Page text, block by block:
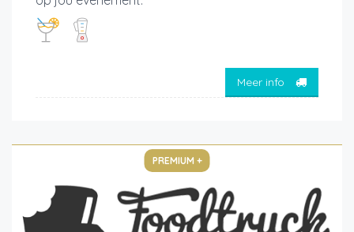
Meer info
PREMIUM +